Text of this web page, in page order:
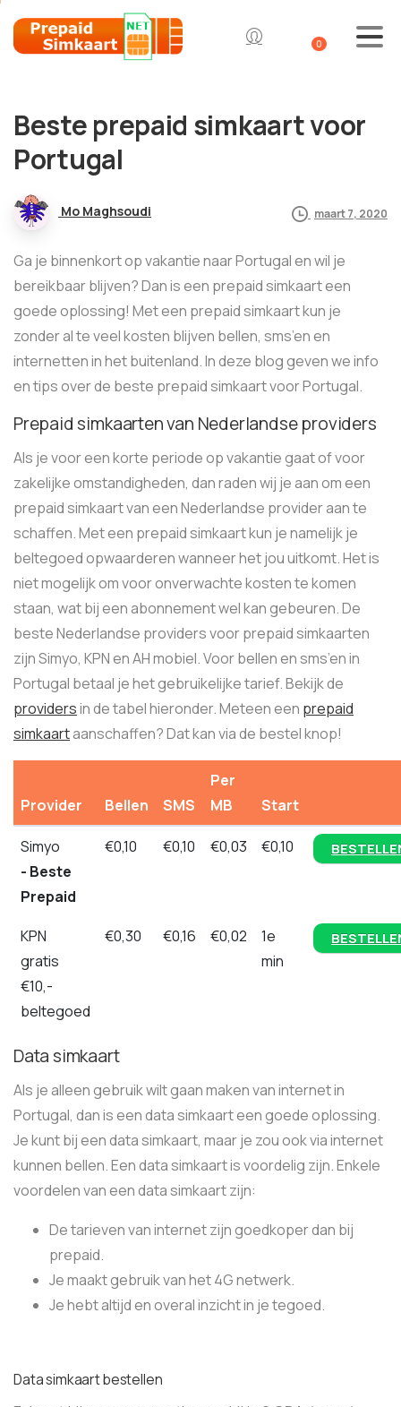
0
Beste prepaid simkaart voor
Portugal
Mo Maghsoudi maart 7, 2020
Ga je binnenkort op vakantie naar Portugal en wil je
bereikbaar blijven? Dan is een prepaid simkaart een
goede oplossing! Met een prepaid simkaart kun je
zonder al te veel kosten blijven bellen, sms’en en
internetten in het buitenland. In deze blog geven we info
en tips over de beste prepaid simkaart voor Portugal.
Prepaid simkaarten van Nederlandse providers
Als je voor een korte periode op vakantie gaat of voor
zakelijke omstandigheden, dan raden wij je aan om een
prepaid simkaart van een Nederlandse provider aan te
schaffen. Met een prepaid simkaart kun je namelijk je
beltegoed opwaarderen wanneer het jou uitkomt. Het is
niet mogelijk om voor onverwachte kosten te komen
staan, wat bij een abonnement wel kan gebeuren. De
beste Nederlandse providers voor prepaid simkaarten
zijn Simyo, KPN en AH mobiel. Voor bellen en sms’en in
Portugal betaal je het gebruikelijke tarief. Bekijk de
providersin de tabel hieronder. Meteen een prepaid
simkaartaanschaffen? Dat kan via de bestel knop!
Provider Bellen SMS
Per
MB
Start
Simyo
- Beste
Prepaid
€0,10 €0,10 €0,03 €0,10
KPN
gratis
€10,-
beltegoed
€0,30 €0,16 €0,02
1e
min
Data simkaart
Als je alleen gebruik wilt gaan maken van internet in
Portugal, dan is een data simkaart een goede oplossing.
Je kunt bij een data simkaart, maar je zou ook via internet
kunnen bellen. Een data simkaart is voordelig zijn. Enkele
voordelen van een data simkaart zijn:
De tarieven van internet zijn goedkoper dan bij
prepaid.
Je maakt gebruik van het 4G netwerk.
Je hebt altijd en overal inzicht in je tegoed.
Data simkaart bestellen